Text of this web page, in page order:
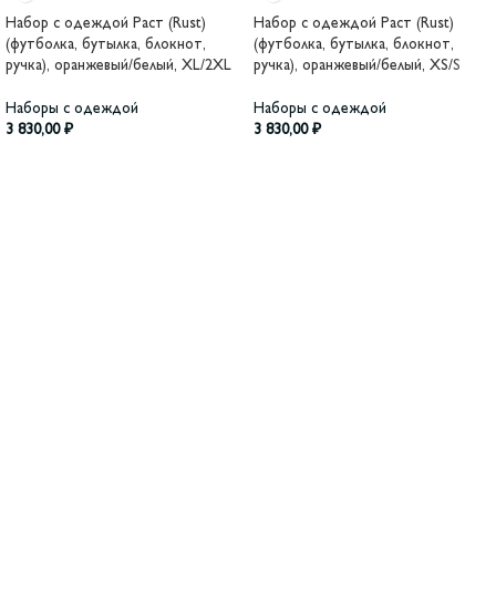
Набор с одеждой Раст (Rust)
(футболка, бутылка, блокнот,
ручка), оранжевый/белый, XL/2XL
Наборы с одеждой
3 830,00 ₽
Набор с одеждой Раст (Rust)
(футболка, бутылка, блокнот,
ручка), оранжевый/белый, XS/S
Наборы с одеждой
3 830,00 ₽